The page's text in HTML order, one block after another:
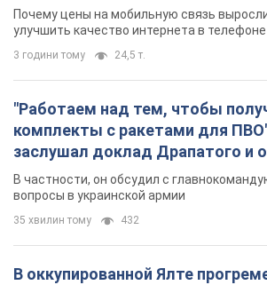
Почему цены на мобильную связь
улучшить качество интернета в телефоне
3 години тому 24,5 т.
"Работаем над тем, чтобы
комплекты с ракетами для
заслушал доклад Драпатого и
новых мерах
В частности, он обсудил с
вопросы в украинской армии
35 хвилин тому 432
В оккупированной Ялте